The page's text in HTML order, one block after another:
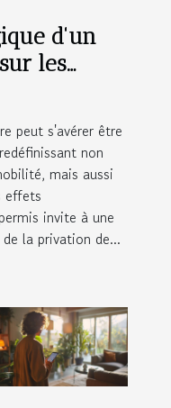
d'un
les
peut s'avérer être
non
mais aussi
effets
invite à une
la privation de...